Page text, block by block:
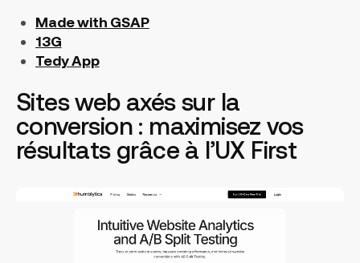
Made with GSAP
13G
Tedy App
Sites web axés sur la
conversion : maximisez vos
résultats grâce à l’UX First